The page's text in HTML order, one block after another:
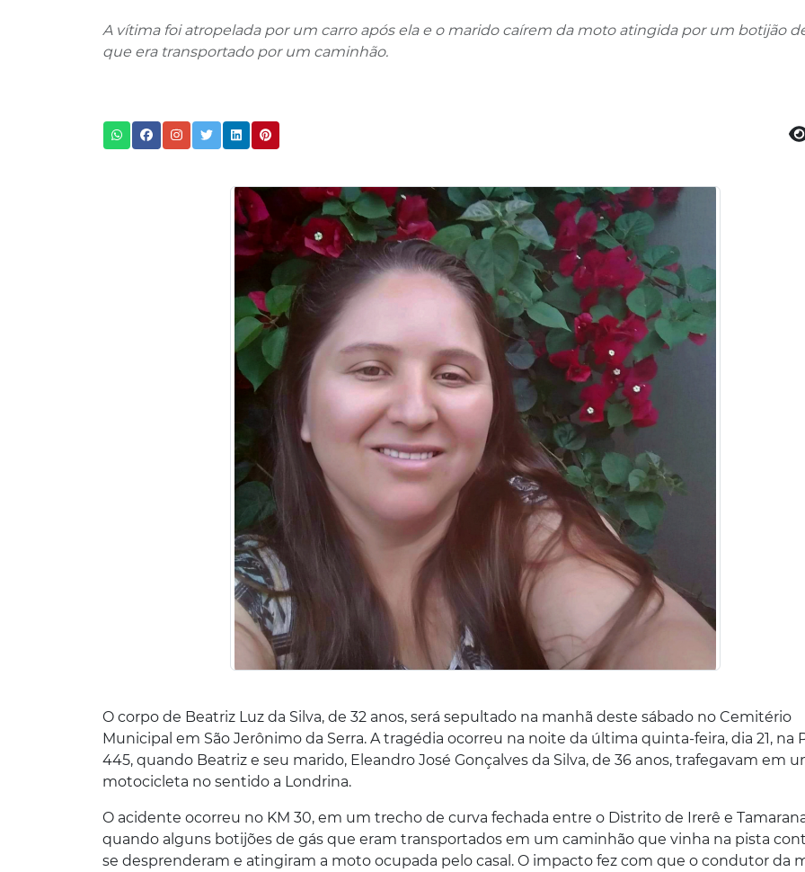
A vítima foi atropelada por um carro após ela e o marido caírem da moto atingida por um botijão
que era transportado por um caminhão.
O corpo de Beatriz Luz da Silva, de 32 anos, será sepultado na manhã deste sábado no Cemitério
Municipal em São Jerônimo da Serra. A tragédia ocorreu na noite da última quinta-feira, dia 21, na
445, quando Beatriz e seu marido, Eleandro José Gonçalves da Silva, de 36 anos, trafegavam em
motocicleta no sentido a Londrina.
O acidente ocorreu no KM 30, em um trecho de curva fechada entre o Distrito de Irerê e
quando alguns botijões de gás que eram transportados em um caminhão que vinha na pista
se desprenderam e atingiram a moto ocupada pelo casal. O impacto fez com que o condutor da